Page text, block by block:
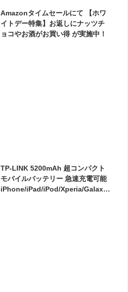
Amazonタイムセールにて 【ホワ
イトデー特集】お返しにナッツチ
ョコやお酒がお買い得 が実施中！
TP-LINK 5200mAh 超コンパクト
モバイルバッテリー 急速充電可能
iPhone/iPad/iPod/Xperia/Galaxy/